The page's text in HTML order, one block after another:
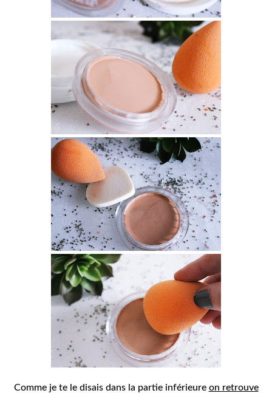
Comme je te le disais dans la partie inférieure on retrouve